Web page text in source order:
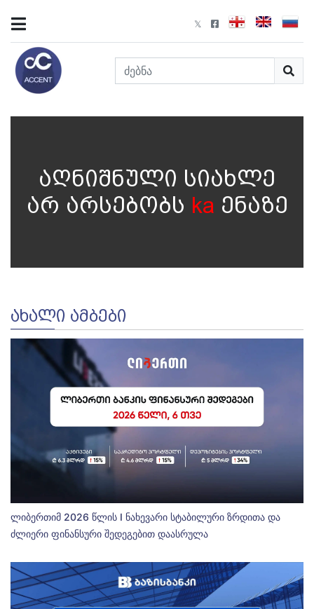
აღნიშნული სიახლე
არ არსებობს ka ენაზე
ᲐᲮᲐᲚᲘ ᲐᲛᲑᲔᲑᲘ
ლიბერთიმ 2026 წლის I ნახევარი სტაბილური ზრდითა და
ძლიერი ფინანსური შედეგებით დაასრულა